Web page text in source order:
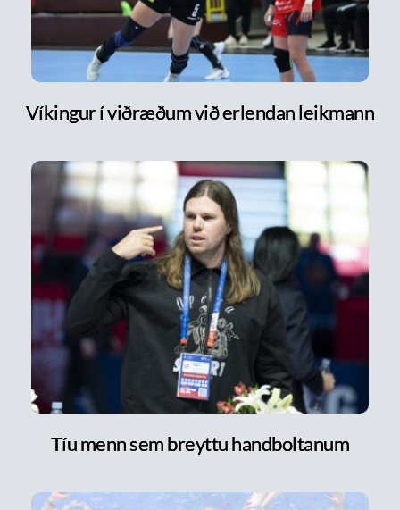
Víkingur í viðræðum við erlendan leikmann
Tíu menn sem breyttu handboltanum